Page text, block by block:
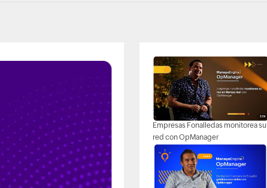
Empresas Fonalledas monitorea su
red con OpManager